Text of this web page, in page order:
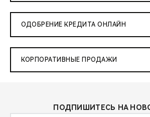
ОДОБРЕНИЕ КРЕДИТА ОНЛАЙН
КОРПОРАТИВНЫЕ ПРОДАЖИ
ПОДПИШИТЕСЬ НА